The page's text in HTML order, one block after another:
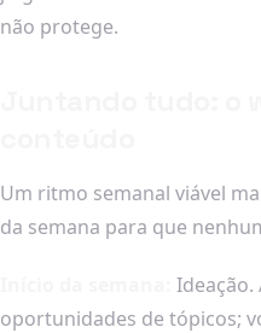
não protege.
Um ritmo semanal viável
da semana para que
Ideação.
oportunidades de tópicos;